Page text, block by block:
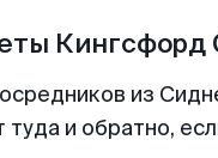
Кингсфорд
из
туда и обратно,